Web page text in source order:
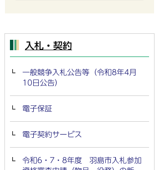
入札・契約
一般競争入札公告等（令和8年4月
10日公告）
電子保証
電子契約サービス
令和6・7・8年度 羽島市入札参加